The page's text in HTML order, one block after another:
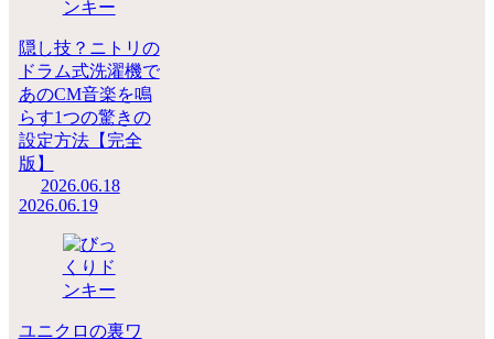
隠し技？ニトリの
ドラム式洗濯機で
あのCM音楽を鳴
らす1つの驚きの
設定方法【完全
版】
2026.06.18
2026.06.19
ユニクロの裏ワ